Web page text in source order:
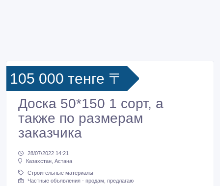
105 000 тенге 〒
Доска 50*150 1 сорт, а
также по размерам
заказчика
28/07/2022 14:21
Казахстан, Астана
Строительные материалы
Частные объявления - продам, предлагаю